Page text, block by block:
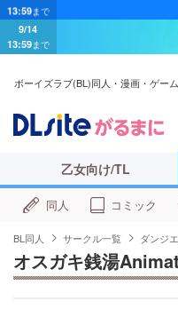
9/14
13:59まで
ボーイズラブ(BL)同人・漫画・ゲー
乙女向け/TL
同人 コミック
BL同人 サークル一覧 ダンジ
オスガキ銭湯